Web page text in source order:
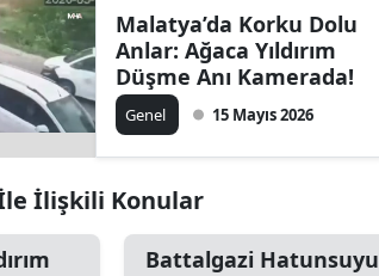
Malatya’da Korku Dolu
Anlar: Ağaca Yıldırım
Düşme Anı Kamerada!
Genel 15 Mayıs 2026
İle İlişkili Konular
Battalgazi Hatunsuyu